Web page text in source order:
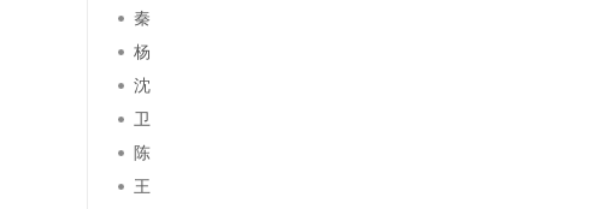
秦
杨
沈
卫
陈
王